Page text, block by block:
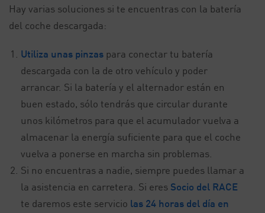
Hay varias soluciones si te encuentras con la batería
del coche descargada:
Utiliza unas pinzas para conectar tu batería
descargada con la de otro vehículo y poder
arrancar. Si la batería y el alternador están en
buen estado, sólo tendrás que circular durante
unos kilómetros para que el acumulador vuelva a
almacenar la energía suficiente para que el coche
vuelva a ponerse en marcha sin problemas.
Si no encuentras a nadie, siempre puedes llamar a
la asistencia en carretera. Si eres Socio del RACE
te daremos este servicio las 24 horas del día en